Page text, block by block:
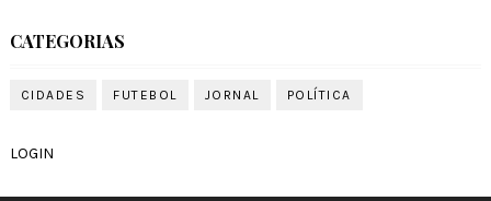
CATEGORIAS
CIDADES FUTEBOL JORNAL POLÍTICA
LOGIN